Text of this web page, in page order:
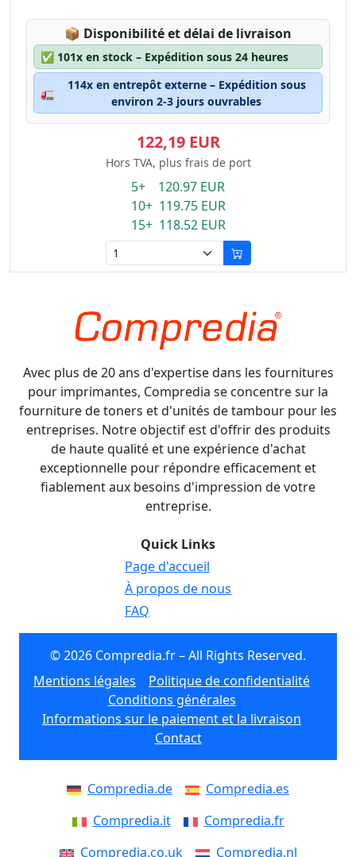
📦 Lagerstatus:
Disponibilité et délai de livraison
✅ 101x en stock – Expédition sous 24 heures
🚛
114x en entrepôt externe – Expédition sous
environ 2-3 jours ouvrables
122,19 EUR
Hors TVA, plus frais de port
5+ 120.97 EUR
10+ 119.75 EUR
15+ 118.52 EUR
Avec plus de 20 ans d'expertise dans les fournitures
pour imprimantes, Compredia se concentre sur la
fourniture de toners et d'unités de tambour pour les
entreprises. Notre objectif est d'offrir des produits
de haute qualité et une expérience d'achat
exceptionnelle pour répondre efficacement et
fiablement aux besoins d'impression de votre
entreprise.
Quick Links
Page d'accueil
À propos de nous
FAQ
© 2026 Compredia.fr – All Rights Reserved.
Mentions légales
Politique de confidentialité
Conditions générales
Informations sur le paiement et la livraison
Contact
Compredia.de
Compredia.es
Compredia.it
Compredia.fr
Compredia.co.uk
Compredia.nl